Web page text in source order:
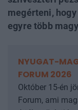
megérteni,
egyre több
NYUGAT-
FORUM 2026
Október 15-én
Forum, ami